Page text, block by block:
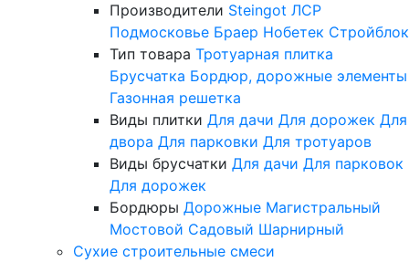
Производители Steingot ЛСР
Подмосковье Браер Нобетек Стройблок
Тип товара Тротуарная плитка
Брусчатка Бордюр, дорожные элементы
Газонная решетка
Виды плитки Для дачи Для дорожек Для
двора Для парковки Для тротуаров
Виды брусчатки Для дачи Для парковок
Для дорожек
Бордюры Дорожные Магистральный
Мостовой Садовый Шарнирный
Сухие строительные смеси